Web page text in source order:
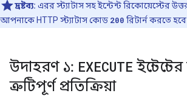
দ্রষ্টব্য: এরর স্ট্যাটাস সহ ইন্টেন্ট রিকোয়েস্টের
আপনাকে HTTP স্ট্যাটাস কোড 200 রিটার্ন করতে
উদাহরণ ১: EXECUTE
ত্রুটিপূর্ণ প্রতিক্রিয়া